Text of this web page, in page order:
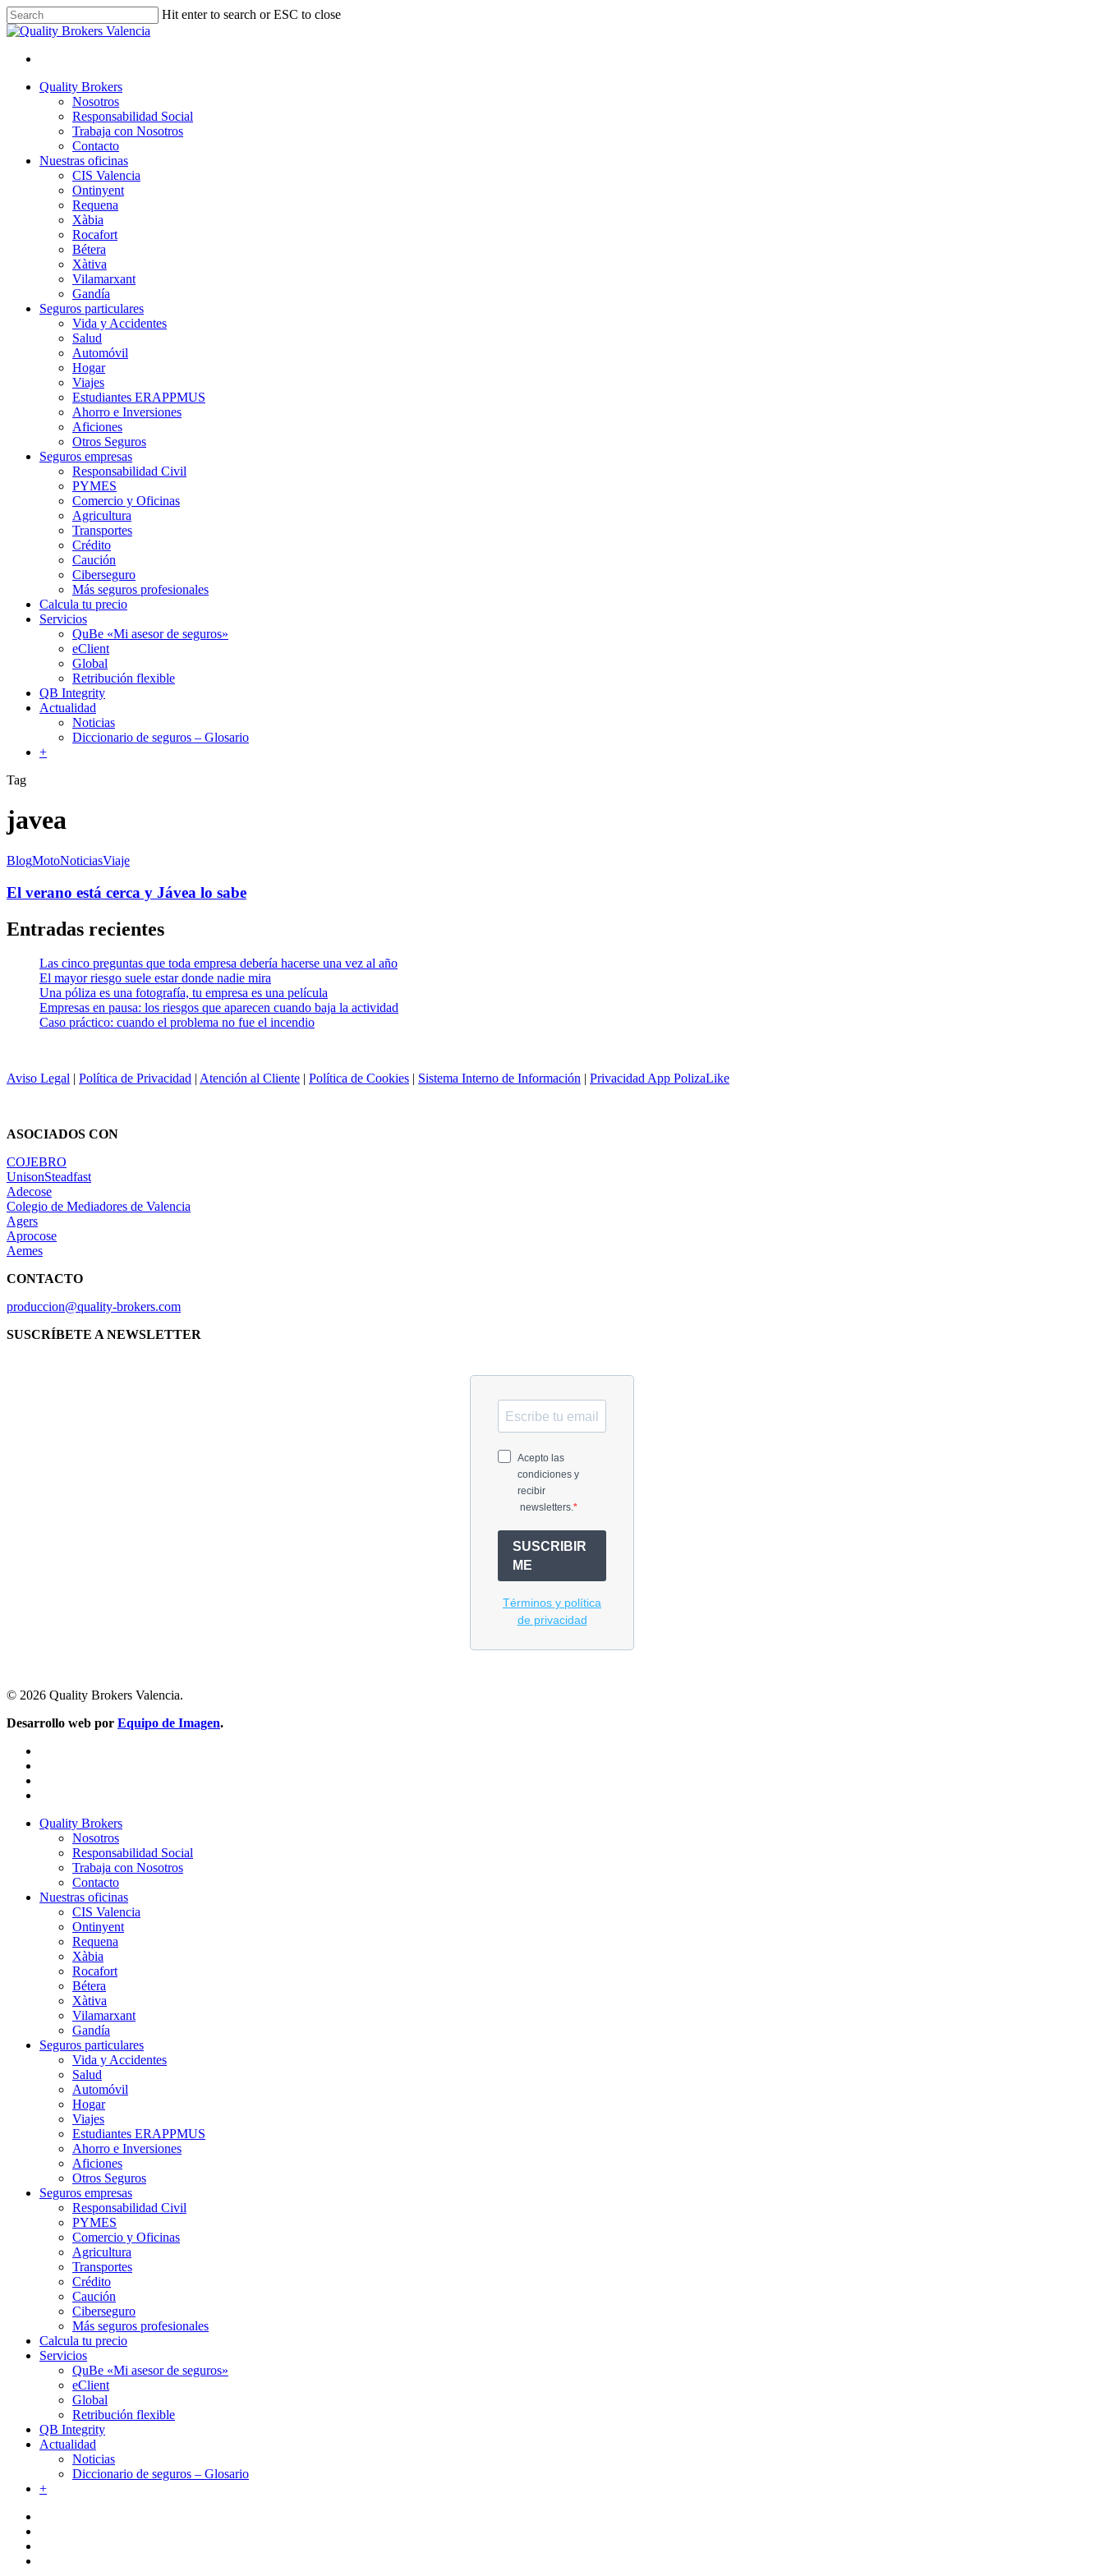
Skip
to
content
Hit enter to search or ESC to close
Close
Menu
Menu
Quality Brokers
Nosotros
Responsabilidad Social
Trabaja con Nosotros
Contacto
Nuestras oficinas
CIS Valencia
Ontinyent
Requena
Xàbia
Rocafort
Bétera
Xàtiva
Vilamarxant
Gandía
Seguros particulares
Vida y Accidentes
Salud
Automóvil
Hogar
Viajes
Estudiantes ERAPPMUS
Ahorro e Inversiones
Aficiones
Otros Seguros
Seguros empresas
Responsabilidad Civil
PYMES
Comercio y Oficinas
Agricultura
Transportes
Crédito
Caución
Ciberseguro
Más seguros profesionales
Calcula tu precio
Servicios
QuBe «Mi asesor de seguros»
eClient
Global
Retribución flexible
QB Integrity
Actualidad
Noticias
Diccionario de seguros – Glosario
+
Tag
javea
BlogMotoNoticiasViaje
El verano está cerca y Jávea lo sabe
Entradas recientes
Las cinco preguntas que toda empresa debería hacerse una vez al año
El mayor riesgo suele estar donde nadie mira
Una póliza es una fotografía, tu empresa es una película
Empresas en pausa: los riesgos que aparecen cuando baja la actividad
Caso práctico: cuando el problema no fue el incendio
Aviso Legal | Política de Privacidad | Atención al Cliente | Política de Cookies | Sistema Interno de Información | Privacidad App PolizaLike
ASOCIADOS CON
COJEBRO
UnisonSteadfast
Adecose
Colegio de Mediadores de Valencia
Agers
Aprocose
Aemes
CONTACTO
produccion@quality-brokers.com
SUSCRÍBETE A NEWSLETTER
© 2026 Quality Brokers Valencia.
Desarrollo web por Equipo de Imagen.
Close
Quality Brokers
Nosotros
Responsabilidad Social
Trabaja con Nosotros
Contacto
Nuestras oficinas
CIS Valencia
Ontinyent
Requena
Xàbia
Rocafort
Bétera
Xàtiva
Vilamarxant
Gandía
Seguros particulares
Vida y Accidentes
Salud
Automóvil
Hogar
Viajes
Estudiantes ERAPPMUS
Ahorro e Inversiones
Aficiones
Otros Seguros
Seguros empresas
Responsabilidad Civil
PYMES
Comercio y Oficinas
Agricultura
Transportes
Crédito
Caución
Ciberseguro
Más seguros profesionales
Calcula tu precio
Servicios
QuBe «Mi asesor de seguros»
eClient
Global
Retribución flexible
QB Integrity
Actualidad
Noticias
Diccionario de seguros – Glosario
+